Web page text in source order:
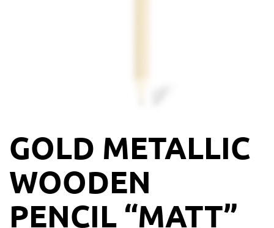
GOLD METALLIC
WOODEN
PENCIL “MATT”